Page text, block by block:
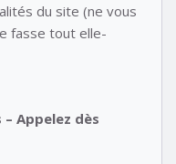
du site (ne vous
fasse tout elle-
Appelez dès